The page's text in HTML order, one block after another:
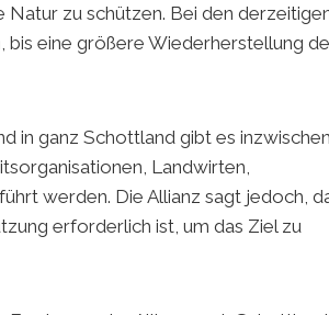
Natur zu schützen. Bei den
eine größere Wiederherstellung
in ganz Schottland gibt es inzwischen
Landwirten,
werden. Die Allianz sagt jedoch,
erforderlich ist, um das Ziel zu